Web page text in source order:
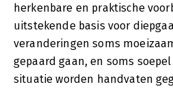
herkenbare en praktische
uitstekende basis voor
veranderingen soms
gepaard gaan, en soms
situatie worden handvaten